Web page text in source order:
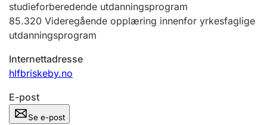
Andre tema
studieforberedende utdanningsprogram
85.320 Videregående opplæring innenfor yrkesfaglige
utdanningsprogram
Internettadresse
hlfbriskeby.no
E-post
Se e-post